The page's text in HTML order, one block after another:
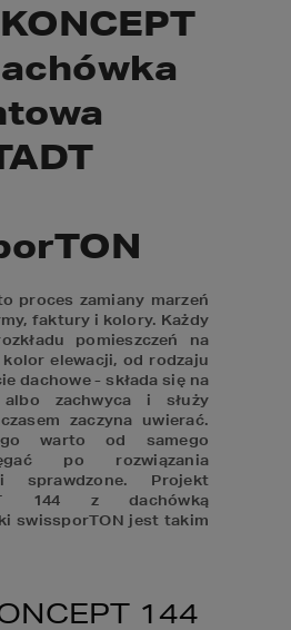
proces zamiany marzeń
faktury i kolory. Każdy
pomieszczeń na
elewacji, od rodzaju
dachowe - składa się na
zachwyca i służy
zaczyna uwierać.
warto od samego
po rozwiązania
sprawdzone. Projekt
144 z dachówką
swissporTON jest takim
144